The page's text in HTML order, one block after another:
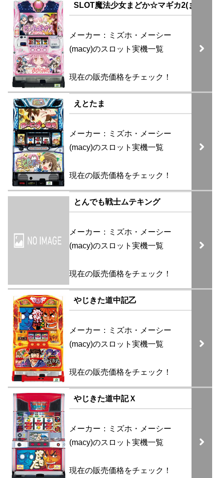
SLOT魔法少女まどか☆マギカ2(まどマ
メーカー：ミズホ・メーシー
(macy)のスロット実機一覧
現在の販売価格をチェック！
えとたま
メーカー：ミズホ・メーシー
(macy)のスロット実機一覧
現在の販売価格をチェック！
とんでも戦士ムテキング
メーカー：ミズホ・メーシー
(macy)のスロット実機一覧
現在の販売価格をチェック！
やじきた道中記乙
メーカー：ミズホ・メーシー
(macy)のスロット実機一覧
現在の販売価格をチェック！
やじきた道中記Ｘ
メーカー：ミズホ・メーシー
(macy)のスロット実機一覧
現在の販売価格をチェック！